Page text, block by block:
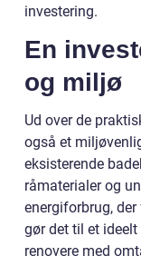
investering.
En
og miljø
Ud over de
også et
eksisterende
råmaterialer og
energiforbrug,
gør det til et
renovere med